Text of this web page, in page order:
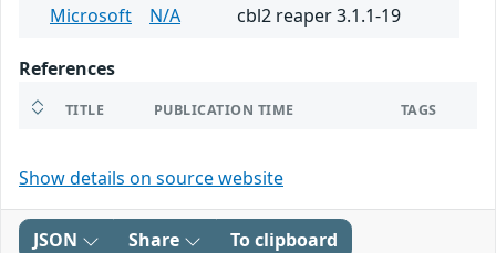
Microsoft
N/A cbl2 reaper 3.1.1-19
References
TITLE PUBLICATION TIME TAGS
Show details on source website
JSON Share To clipboard